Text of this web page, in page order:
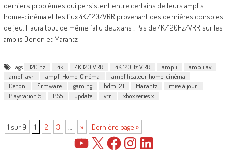
derniers problèmes qui persistent entre certains de leurs amplis
home-cinéma et les flux 4K/120/VRR provenant des dernières consoles
de jeu. Il aura tout de même fallu deux ans ! Pas de 4K/120Hz/VRR sur les
amplis Denon et Marantz
Tags 120 hz 4k 4K 120 VRR 4K 120Hz VRR ampli
ampli av
ampli avr
ampli Home-Cinéma
amplificateur home-cinéma
Denon
firmware gaming hdmi 2.1 Marantz
mise à jour
Playstation 5
PS5 update vrr xbox series x
1 sur 9 1 2 3 … » Dernière page »
YouTube FacebookInstagramLinkedIn